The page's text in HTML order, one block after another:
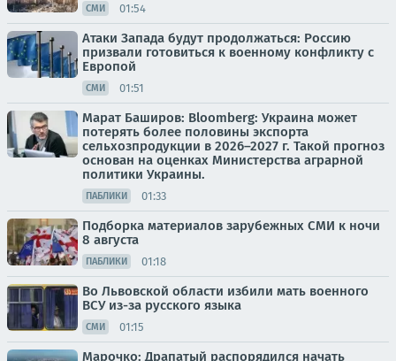
СМИ 01:54
Атаки Запада будут продолжаться: Россию
призвали готовиться к военному конфликту с
Европой
СМИ 01:51
Марат Баширов: Bloomberg: Украина может
потерять более половины экспорта
сельхозпродукции в 2026–2027 г. Такой прогноз
основан на оценках Министерства аграрной
политики Украины.
ПАБЛИКИ 01:33
Подборка материалов зарубежных СМИ к ночи
8 августа
ПАБЛИКИ 01:18
Во Львовской области избили мать военного
ВСУ из-за русского языка
СМИ 01:15
Марочко: Драпатый распорядился начать